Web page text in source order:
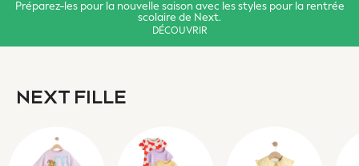
T-Shirts
Sandals & Clogs
Trainers
Préparez-les pour la nouvelle saison avec les styles pour la rentrée
scolaire de Next.
DÉCOUVRIR
NEXT FILLE